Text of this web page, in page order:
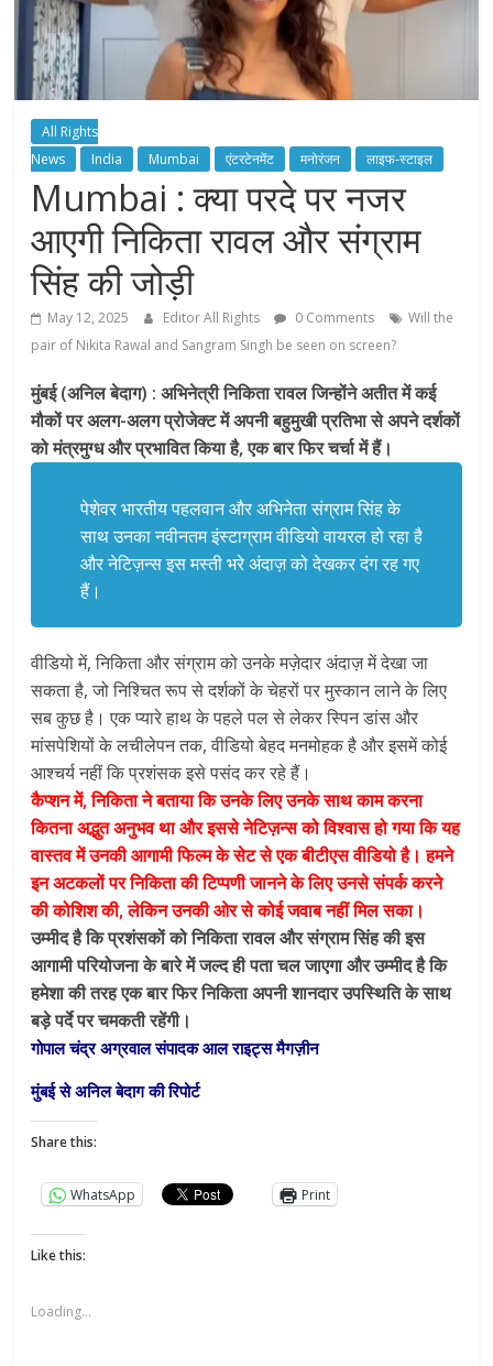
All Rights
News
India Mumbai एंटरटेनमेंट मनोरंजन लाइफ-स्टाइल
Mumbai : क्या परदे पर नजर
आएगी निकिता रावल और संग्राम
सिंह की जोड़ी
May 12, 2025 Editor All Rights 0 Comments
Will the
pair of Nikita Rawal and Sangram Singh be seen on screen?
मुंबई (अनिल बेदाग) : अभिनेत्री निकिता रावल जिन्होंने अतीत में कई
मौकों पर अलग-अलग प्रोजेक्ट में अपनी बहुमुखी प्रतिभा से अपने दर्शकों
को मंत्रमुग्ध और प्रभावित किया है, एक बार फिर चर्चा में हैं।
पेशेवर भारतीय पहलवान और अभिनेता संग्राम सिंह के
साथ उनका नवीनतम इंस्टाग्राम वीडियो वायरल हो रहा है
और नेटिज़न्स इस मस्ती भरे अंदाज़ को देखकर दंग रह गए
हैं।
वीडियो में, निकिता और संग्राम को उनके मज़ेदार अंदाज़ में देखा जा
सकता है, जो निश्चित रूप से दर्शकों के चेहरों पर मुस्कान लाने के लिए
सब कुछ है। एक प्यारे हाथ के पहले पल से लेकर स्पिन डांस और
मांसपेशियों के लचीलेपन तक, वीडियो बेहद मनमोहक है और इसमें कोई
आश्चर्य नहीं कि प्रशंसक इसे पसंद कर रहे हैं।
कैप्शन में, निकिता ने बताया कि उनके लिए उनके साथ काम करना
कितना अद्भुत अनुभव था और इससे नेटिज़न्स को विश्वास हो गया कि यह
वास्तव में उनकी आगामी फिल्म के सेट से एक बीटीएस वीडियो है। हमने
इन अटकलों पर निकिता की टिप्पणी जानने के लिए उनसे संपर्क करने
की कोशिश की, लेकिन उनकी ओर से कोई जवाब नहीं मिल सका।
उम्मीद है कि प्रशंसकों को निकिता रावल और संग्राम सिंह की इस
आगामी परियोजना के बारे में जल्द ही पता चल जाएगा और उम्मीद है कि
हमेशा की तरह एक बार फिर निकिता अपनी शानदार उपस्थिति के साथ
बड़े पर्दे पर चमकती रहेंगी।
गोपाल चंद्र अग्रवाल संपादक आल राइट्स मैगज़ीन
मुंबई से अनिल बेदाग की रिपोर्ट
Share this:
WhatsApp Print
Like this:
Loading...